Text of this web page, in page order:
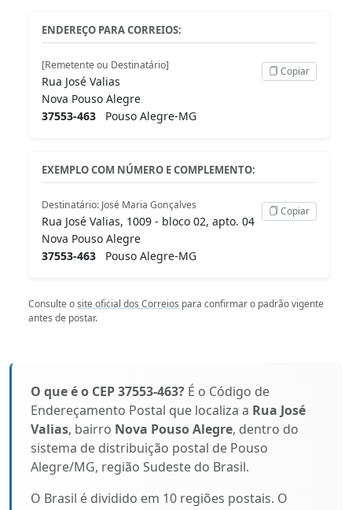
ENDEREÇO PARA CORREIOS:
[Remetente ou Destinatário]
Rua José Valias
Nova Pouso Alegre
37553-463 Pouso Alegre-MG
Copiar
EXEMPLO COM NÚMERO E COMPLEMENTO:
Destinatário: José Maria Gonçalves
Rua José Valias, 1009 - bloco 02, apto. 04
Nova Pouso Alegre
37553-463 Pouso Alegre-MG
Copiar
Consulte osite oficial dos Correios para confirmar o padrão vigente
antes de postar.
O que é o CEP 37553-463? É o Código de
Endereçamento Postal que localiza a Rua José
Valias, bairro Nova Pouso Alegre, dentro do
sistema de distribuição postal de Pouso
Alegre/MG, região Sudeste do Brasil.
O Brasil é dividido em 10 regiões postais. O